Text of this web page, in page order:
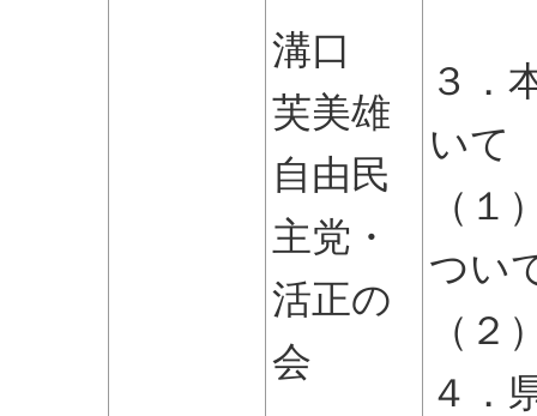
溝口
芙美雄
自由民
主党・
活正の
会
３．
いて
（
つい
（
４．